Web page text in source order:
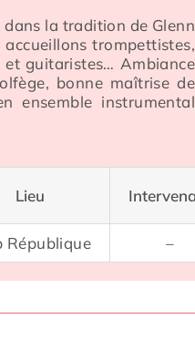
la tradition de Glenn
accueillons trompettistes,
et guitaristes… Ambiance
bonne maîtrise de
ensemble instrumental
Lieu
République –